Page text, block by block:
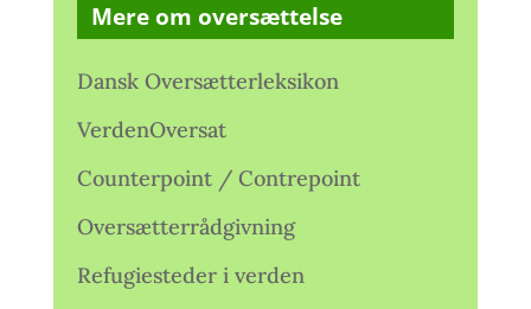
Mere om oversættelse
Dansk Oversætterleksikon
VerdenOversat
Counterpoint / Contrepoint
Oversætterrådgivning
Refugiesteder i verden